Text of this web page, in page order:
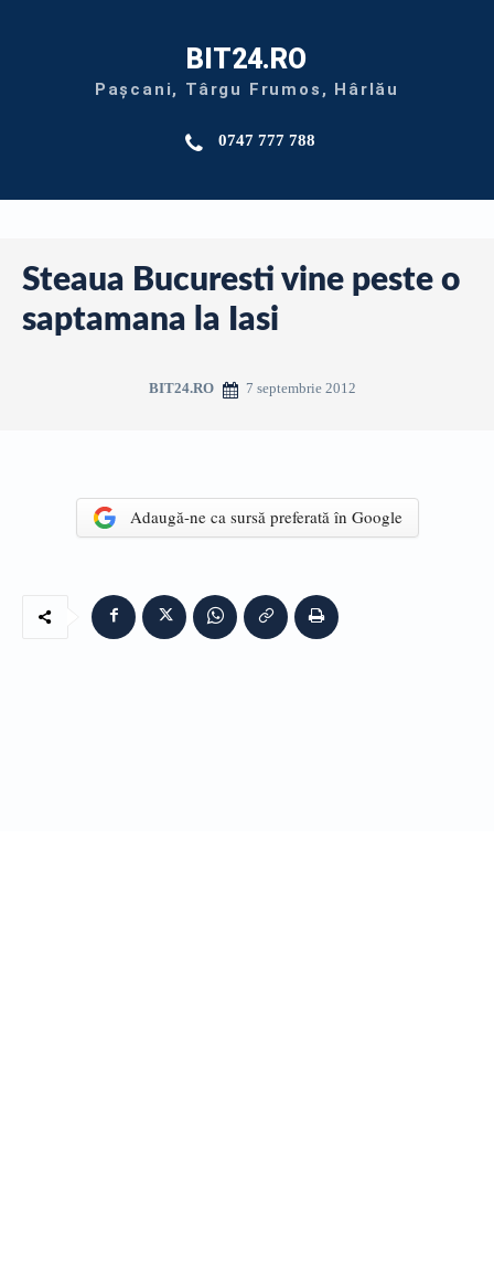
BIT24.RO
Pașcani, Târgu Frumos, Hârlău
0747 777 788
Steaua Bucuresti vine peste o
saptamana la Iasi
BIT24.RO 7 septembrie 2012
Adaugă-ne ca sursă preferată în Google